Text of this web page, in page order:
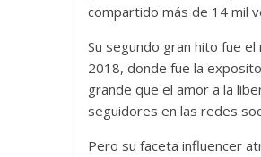
compartido más de 14 mil
Su segundo gran hito fue
2018, donde fue la
grande que el amor a la
seguidores en las redes
Pero su faceta influencer